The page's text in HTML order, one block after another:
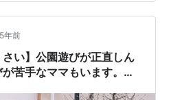
てみました！私と同じよう
するマ…
5年前
さい】公園遊びが正直しん
苦手なママもいます。本